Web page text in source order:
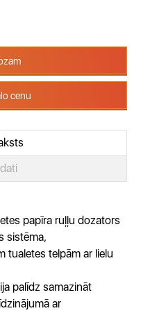
cenu
papīra ruļļu dozators
sistēma,
tualetes telpām ar lielu
palīdz samazināt
ar